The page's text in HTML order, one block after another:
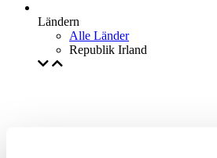
Ländern
Alle Länder
Republik Irland